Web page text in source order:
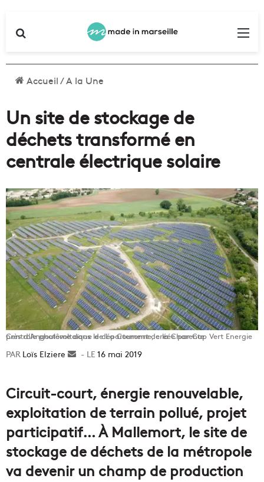
Accueil/A la Une
Un site de stockage de
déchets transformé en
centrale électrique solaire
Centrale photovoltaïque de La Couronne, créée par Cap Vert Energie près d’Angoulême dans le département de la Charente
Loïs Elziere
Envoyer16 mai 2019
Circuit-court, énergie renouvelable,
exploitation de terrain pollué, projet
participatif… À Mallemort, le site de
stockage de déchets de la métropole
va devenir un champ de production